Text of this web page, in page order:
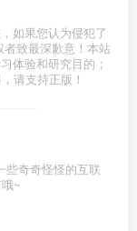
如果您认为侵犯了
致最深歉意！本站
体验和研究目的；
请支持正版！
些奇奇怪怪的互联
~